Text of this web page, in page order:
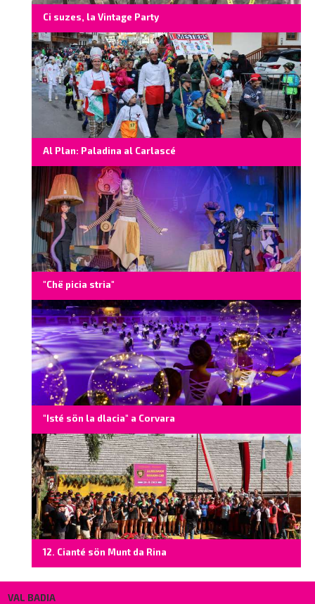
Ci suzes, la Vintage Party
Al Plan: Paladina al Carlascé
"Chë picia stria"
"Isté sön la dlacia" a Corvara
12. Cianté sön Munt da Rina
VAL BADIA